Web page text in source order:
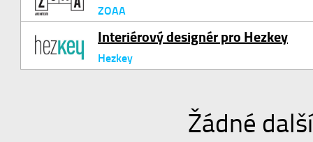
ZOAA
Interiérový designér pro Hezkey
Hezkey
Žádné